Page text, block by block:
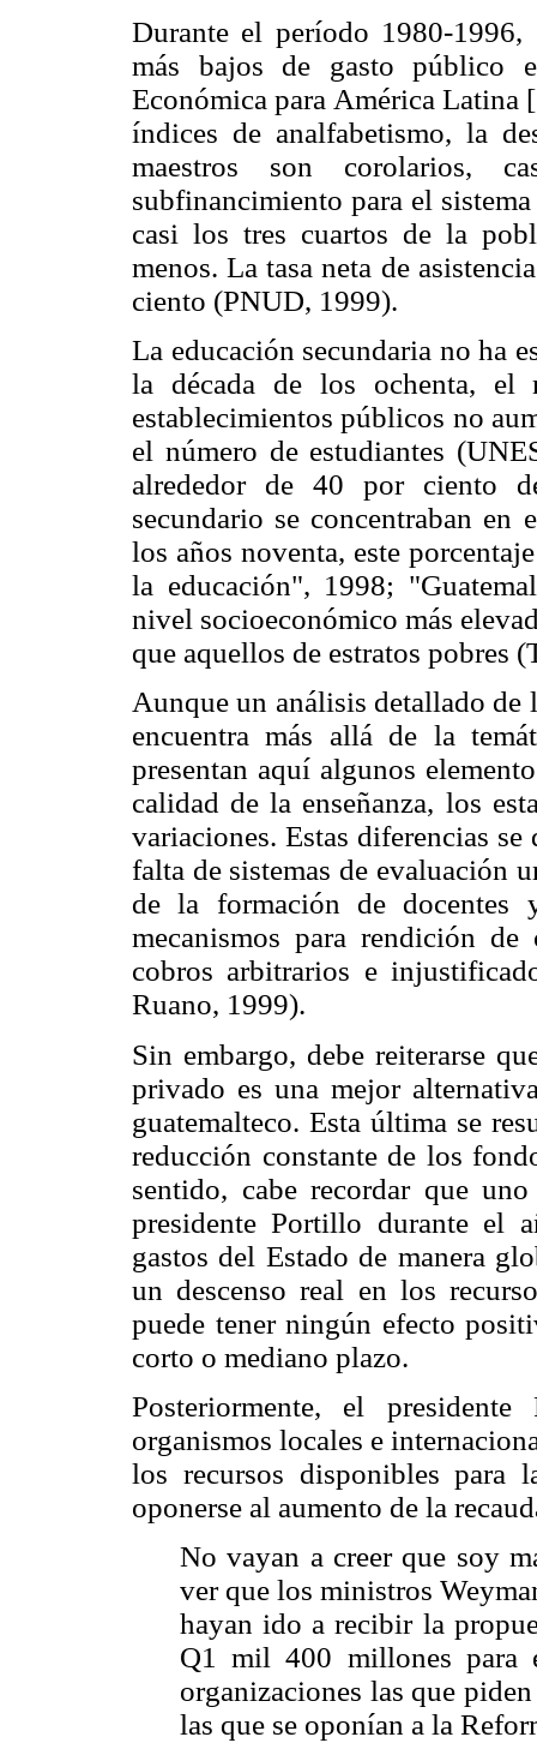
Durante el período 1980-
más bajos de gasto público
Económica para América
índices de analfabetismo, la
maestros son corolarios,
subfinancimiento para el
casi los tres cuartos de la
menos. La tasa neta de
ciento (PNUD, 1999).
La educación secundaria no ha
la década de los ochenta, el
establecimientos públicos no
el número de estudiantes
alrededor de 40 por ciento
secundario se concentraban en
los años noventa, este
la educación", 1998;
nivel socioeconómico más
que aquellos de estratos pobres
Aunque un análisis detallado de
encuentra más allá de la
presentan aquí algunos
calidad de la enseñanza, los
variaciones. Estas diferencias
falta de sistemas de evaluación
de la formación de docentes
mecanismos para rendición
cobros arbitrarios e
Ruano, 1999).
Sin embargo, debe reiterarse
privado es una mejor
guatemalteco. Esta última se
reducción constante de los
sentido, cabe recordar que
presidente Portillo durante el
gastos del Estado de manera
un descenso real en los
puede tener ningún efecto
corto o mediano plazo.
Posteriormente, el
organismos locales e
los recursos disponibles para
oponerse al aumento de la
No vayan a creer que soy
ver que los ministros
hayan ido a recibir la
Q1 mil 400 millones para
organizaciones las que
las que se oponían a la